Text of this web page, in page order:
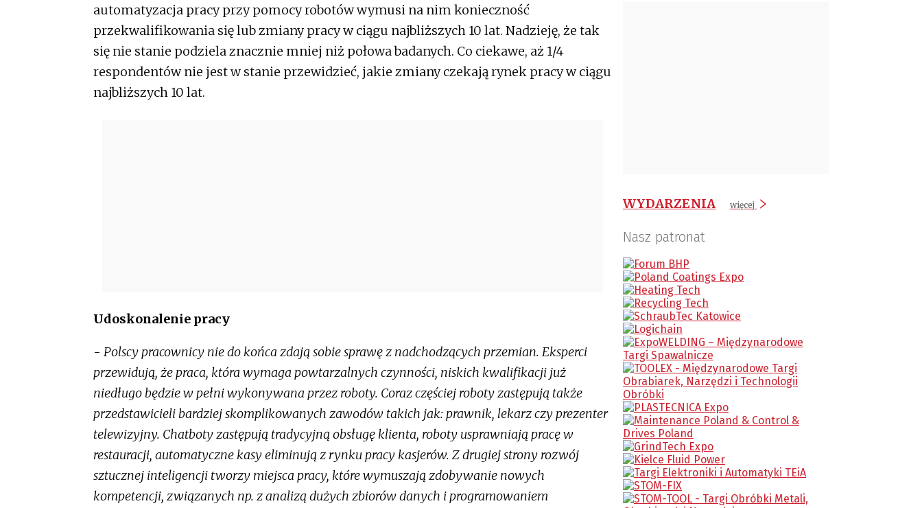
automatyzacja pracy przy pomocy robotów wymusi na nim konieczność
przekwalifikowania się lub zmiany pracy w ciągu najbliższych 10 lat. Nadzieję, że tak
się nie stanie podziela znacznie mniej niż połowa badanych. Co ciekawe, aż 1/4
respondentów nie jest w stanie przewidzieć, jakie zmiany czekają rynek pracy w ciągu
najbliższych 10 lat.
Udoskonalenie pracy
- Polscy pracownicy nie do końca zdają sobie sprawę z nadchodzących przemian. Eksperci
przewidują, że praca, która wymaga powtarzalnych czynności, niskich kwalifikacji już
niedługo będzie w pełni wykonywana przez roboty. Coraz częściej roboty zastępują także
przedstawicieli bardziej skomplikowanych zawodów takich jak: prawnik, lekarz czy prezenter
telewizyjny. Chatboty zastępują tradycyjną obsługę klienta, roboty usprawniają pracę w
restauracji, automatyczne kasy eliminują z rynku pracy kasjerów. Z drugiej strony rozwój
sztucznej inteligencji tworzy miejsca pracy, które wymuszają zdobywanie nowych
kompetencji, związanych np. z analizą dużych zbiorów danych i programowaniem
WYDARZENIA więcej
Nasz patronat